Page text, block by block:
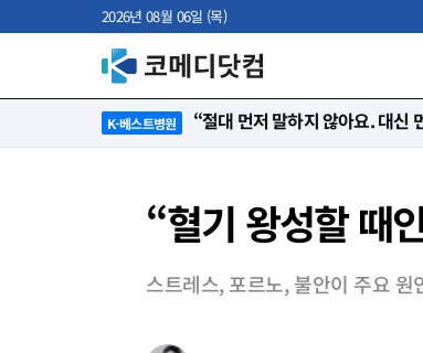
2026년 08월 06일 (목)
K-베스트병원 “단 한 명도 포기는 없다”…환자
“혈기 왕성할 때
스트레스, 포르노, 불안이 주요 원